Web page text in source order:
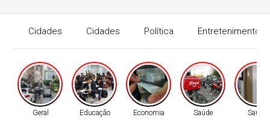
Cidades Cidades Política Entretenimento
Geral Educação Economia Saúde Saúde